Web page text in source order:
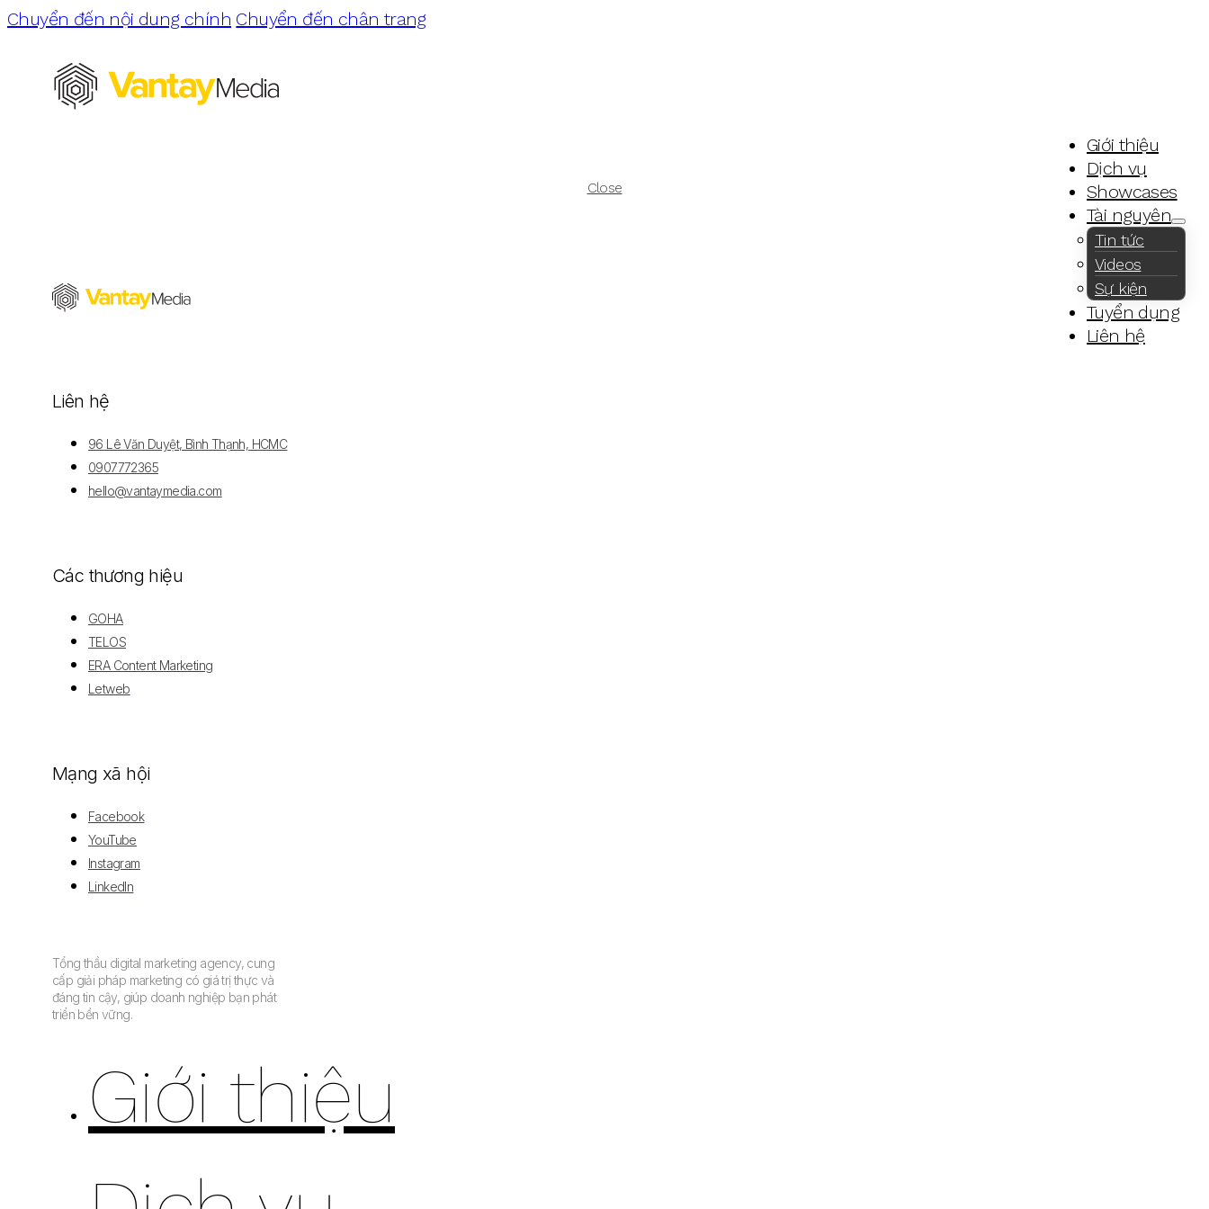
Chuyển đến nội dung chính Chuyển đến chân trang
Giới thiệu
Dịch vụ
Showcases
Tài nguyên
Tin tức
Videos
Sự kiện
Tuyển dụng
Liên hệ
Close
Liên hệ
96 Lê Văn Duyệt, Bình Thạnh, HCMC
0907772365
hello@vantaymedia.com
Các thương hiệu
GOHA
TELOS
ERA Content Marketing
Letweb
Mạng xã hội
Facebook
YouTube
Instagram
LinkedIn
Tổng thầu digital marketing agency, cung
cấp giải pháp marketing có giá trị thực và
đáng tin cậy, giúp doanh nghiệp bạn phát
triển bền vững.
Giới thiệu